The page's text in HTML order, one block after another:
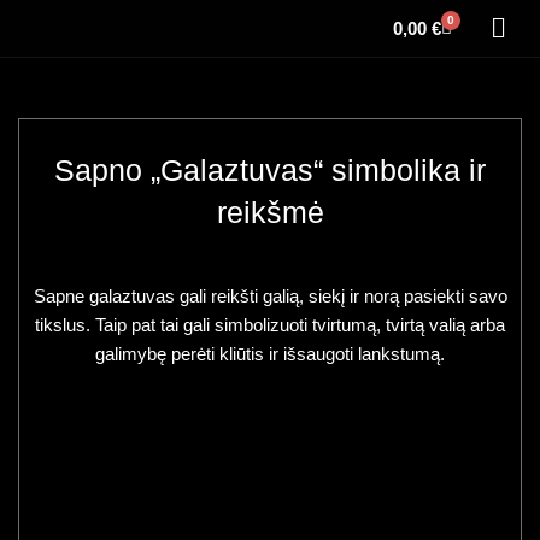
0,00 € 0
Sapno „Galaztuvas“ simbolika ir
reikšmė
Sapne galaztuvas gali reikšti galią, siekį ir norą pasiekti savo
tikslus. Taip pat tai gali simbolizuoti tvirtumą, tvirtą valią arba
galimybę perėti kliūtis ir išsaugoti lankstumą.